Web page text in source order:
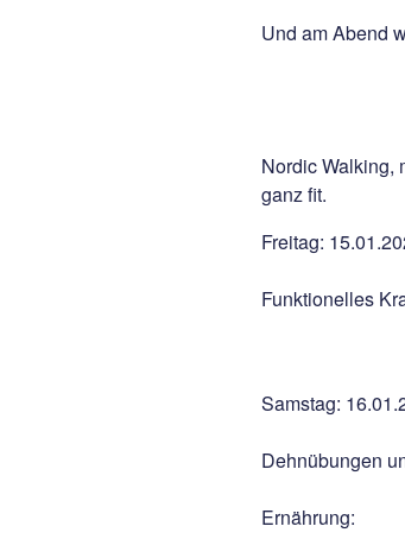
Und am Abend
Nordic Walking,
ganz fit.
Freitag:
Funktionelles
Samstag:
Dehnübungen
Ernährung: